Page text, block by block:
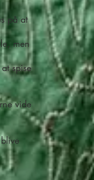
på at
men
spise
vide